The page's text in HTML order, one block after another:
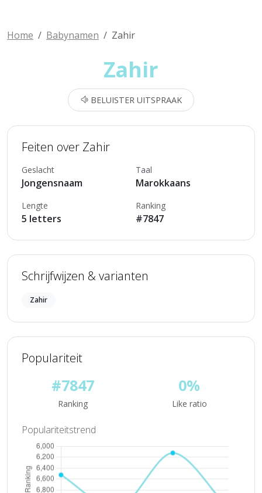
Home Babynamen Zahir
Zahir
BELUISTER UITSPRAAK
Feiten over Zahir
Geslacht
Jongensnaam
Taal
Marokkaans
Lengte
5 letters
Ranking
#7847
Schrijfwijzen & varianten
Zahir
Populariteit
#7847
Ranking
0%
Like ratio
Populariteitstrend